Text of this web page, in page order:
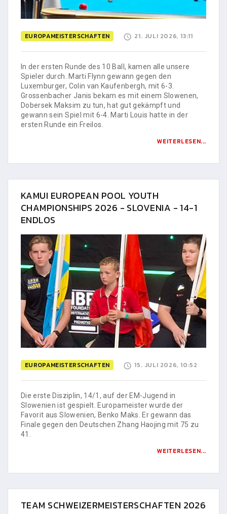
EUROPAMEISTERSCHAFTEN 21. JULI 2026, 13:11
In der ersten Runde des 10 Ball, kamen alle unsere
Spieler durch. Marti Flynn gewann gegen den
Luxemburger, Colin van Kaufenbergh, mit 6-3.
Grossenbacher Janis bekam es mit einem Slowenen,
Dobersek Maksim zu tun, hat gut gekämpft und
gewann sein Spiel mit 6-4. Marti Louis hatte in der
ersten Runde ein Freilos.
WEITERLESEN...
KAMUI EUROPEAN POOL YOUTH
CHAMPIONSHIPS 2026 - SLOVENIA - 14-1
ENDLOS
EUROPAMEISTERSCHAFTEN 15. JULI 2026, 10:52
Die erste Disziplin, 14/1, auf der EM-Jugend in
Slowenien ist gespielt. Europameister wurde der
Favorit aus Slowenien, Benko Maks. Er gewann das
Finale gegen den Deutschen Zhang Haojing mit 75 zu
41.
WEITERLESEN...
TEAM SCHWEIZERMEISTERSCHAFTEN 2026